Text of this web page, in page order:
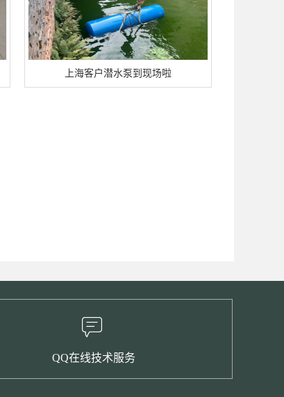
上海客户潜水泵到现场啦
QQ在线技术服务